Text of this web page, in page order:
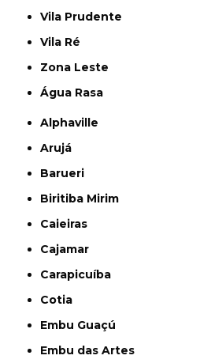
Vila Prudente
Vila Ré
Zona Leste
Água Rasa
Alphaville
Arujá
Barueri
Biritiba Mirim
Caieiras
Cajamar
Carapicuíba
Cotia
Embu Guaçú
Embu das Artes